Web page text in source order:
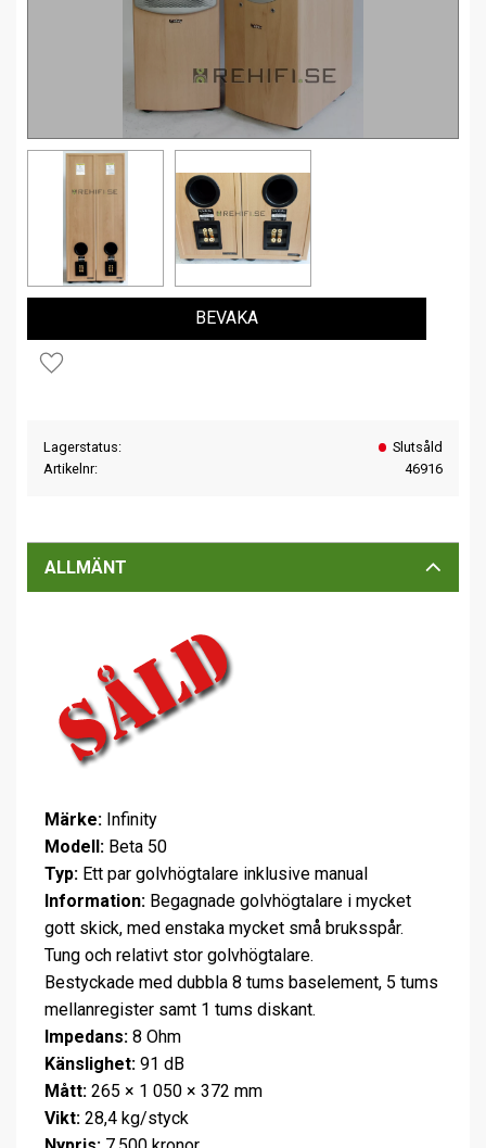
Lägg till i favoriter
BEVAKA
Lagerstatus
Slutsåld
Artikelnr
46916
ALLMÄNT
Märke: Infinity
Modell: Beta 50
Typ: Ett par golvhögtalare inklusive manual
Information: Begagnade golvhögtalare i mycket
gott skick, med enstaka mycket små bruksspår.
Tung och relativt stor golvhögtalare.
Bestyckade med dubbla 8 tums baselement, 5 tums
mellanregister samt 1 tums diskant.
Impedans: 8 Ohm
Känslighet: 91 dB
Mått: 265 × 1 050 × 372 mm
Vikt: 28,4 kg/styck